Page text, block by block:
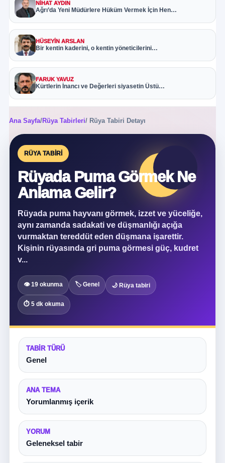
NIHAT AYDIN
Ağrı’da Yeni Müdürlere Hüküm Vermek İçin Hen…
HÜSEYIN ARSLAN
Bir kentin kaderini, o kentin yöneticilerini…
FARUK YAVUZ
Kürtlerin İnancı ve Değerleri siyasetin Üstü…
Ana Sayfa/Rüya Tabirleri/ Rüya Tabiri Detayı
RÜYA TABIRI
Rüyada Puma Görmek Ne
Anlama Gelir?
Rüyada puma hayvanı görmek, izzet ve yüceliğe,
aynı zamanda sadakati ve düşmanlığı açığa
vurmaktan tereddüt eden düşmana işarettir.
Kişinin rüyasında gri puma görmesi güç, kudret
v...
👁 19 okunma 🏷 Genel 🌙 Rüya tabiri
⏱ 5 dk okuma
TABIR TÜRÜ
Genel
ANA TEMA
Yorumlanmış içerik
YORUM
Geleneksel tabir